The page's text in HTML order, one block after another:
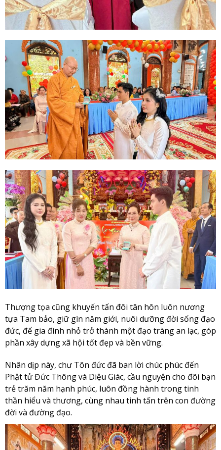
Thượng tọa cũng khuyến tấn đôi tân hôn luôn nương
tựa Tam bảo, giữ gìn năm giới, nuôi dưỡng đời sống đạo
đức, để gia đình nhỏ trở thành một đạo tràng an lạc, góp
phần xây dựng xã hội tốt đẹp và bền vững.
Nhân dịp này, chư Tôn đức đã ban lời chúc phúc đến
Phật tử Đức Thông và Diệu Giác, cầu nguyện cho đôi bạn
trẻ trăm năm hạnh phúc, luôn đồng hành trong tinh
thần hiểu và thương, cùng nhau tinh tấn trên con đường
đời và đường đạo.